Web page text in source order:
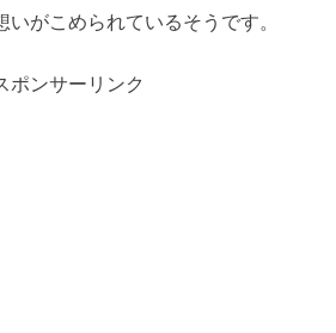
がこめられているそうです。
ポンサーリンク